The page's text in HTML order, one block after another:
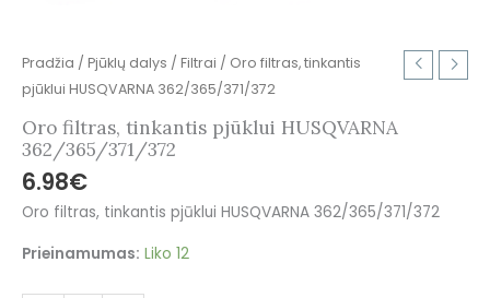
Pradžia / Pjūklų dalys / Filtrai / Oro filtras, tinkantis
pjūklui HUSQVARNA 362/365/371/372
Oro filtras, tinkantis pjūklui HUSQVARNA
362/365/371/372
6.98€
Oro filtras, tinkantis pjūklui HUSQVARNA 362/365/371/372
Prieinamumas: Liko 12